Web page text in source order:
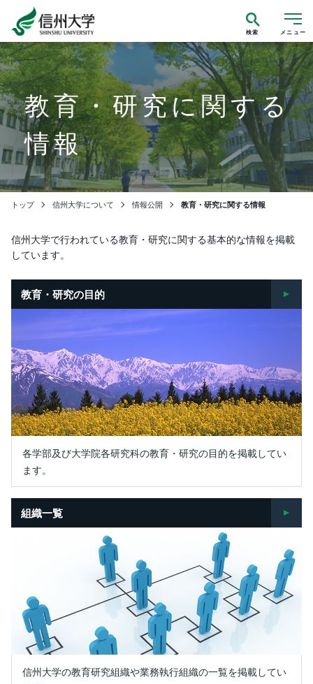
メニュー
検索
教育・研究に関する
情報
トップ 信州大学について 情報公開 教育・研究に関する情報
信州大学で行われている教育・研究に関する基本的な情報を掲載
しています。
教育・研究の目的
各学部及び大学院各研究科の教育・研究の目的を掲載してい
ます。
組織一覧
信州大学の教育研究組織や業務執行組織の一覧を掲載してい